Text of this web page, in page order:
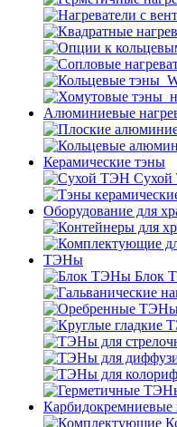
Алюминиевые
Керамические тэны
Оборудование для
ТЭНы
Блок
Карбидокремниевые